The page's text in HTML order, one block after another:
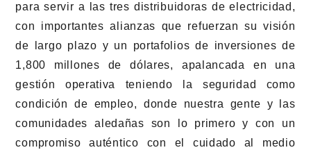
para servir a las tres distribuidoras de electricidad,
con importantes alianzas que refuerzan su visión
de largo plazo y un portafolios de inversiones de
1,800 millones de dólares, apalancada en una
gestión operativa teniendo la seguridad como
condición de empleo, donde nuestra gente y las
comunidades aledañas son lo primero y con un
compromiso auténtico con el cuidado al medio